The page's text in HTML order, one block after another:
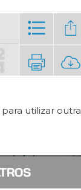
para utilizar